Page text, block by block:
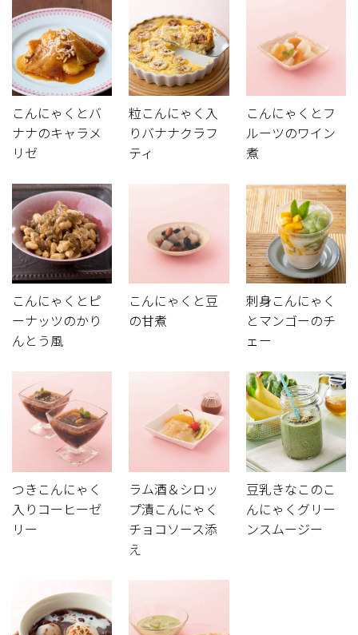
こんにゃくとバ
ナナのキャラメ
リゼ
粒こんにゃく入
りバナナクラフ
ティ
こんにゃくとフ
ルーツのワイン
煮
こんにゃくとピ
ーナッツのかり
んとう風
こんにゃくと豆
の甘煮
刺身こんにゃく
とマンゴーのチ
ェー
つきこんにゃく
入りコーヒーゼ
リー
ラム酒＆シロッ
プ漬こんにゃく
チョコソース添
え
豆乳きなこのこ
んにゃくグリー
ンスムージー